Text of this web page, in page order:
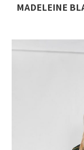
MADELEINE